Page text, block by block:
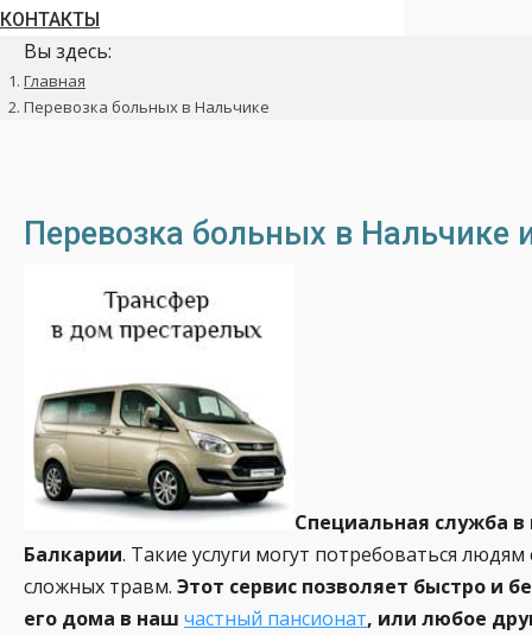
КОНТАКТЫ
Вы здесь:
Главная
Перевозка больных в Нальчике
Перевозка больных в Нальчике
Специальная служба
Балкарии. Такие услуги могут потребоваться
сложных травм. Этот сервис позволяет быстро и
его дома в наш частный пансионат, или любое